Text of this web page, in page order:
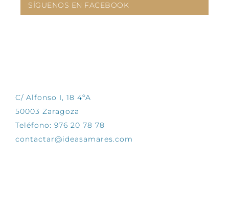
SÍGUENOS EN FACEBOOK
C/ Alfonso I, 18 4ºA
50003 Zaragoza
Teléfono: 976 20 78 78
contactar@ideasamares.com